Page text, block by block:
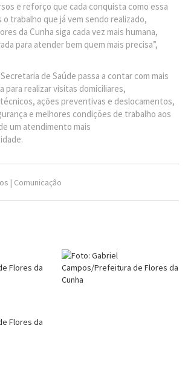
e reforço que cada conquista como essa
trabalho que já vem sendo realizado,
da Cunha siga cada vez mais humana,
para atender bem quem mais precisa”,
de Saúde passa a contar com mais
para realizar visitas domiciliares,
ações preventivas e deslocamentos,
e melhores condições de trabalho aos
um atendimento mais
| Comunicação